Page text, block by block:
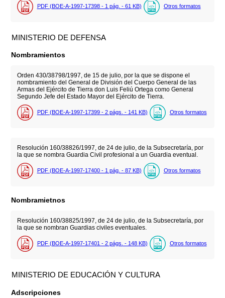
PDF (BOE-A-1997-17398 - 1 pág. - 61 KB) Otros formatos
MINISTERIO DE DEFENSA
Nombramientos
Orden 430/38798/1997, de 15 de julio, por la que se dispone el
nombramiento del General de División del Cuerpo General de las
Armas del Ejército de Tierra don Luis Feliú Ortega como General
Segundo Jefe del Estado Mayor del Ejército de Tierra.
PDF (BOE-A-1997-17399 - 2 págs. - 141 KB) Otros formatos
Resolución 160/38826/1997, de 24 de julio, de la Subsecretaría, por
la que se nombra Guardia Civil profesional a un Guardia eventual.
PDF (BOE-A-1997-17400 - 1 pág. - 87 KB) Otros formatos
Nombramietnos
Resolución 160/38825/1997, de 24 de julio, de la Subsecretaría, por
la que se nombran Guardias civiles eventuales.
PDF (BOE-A-1997-17401 - 2 págs. - 148 KB) Otros formatos
MINISTERIO DE EDUCACIÓN Y CULTURA
Adscripciones